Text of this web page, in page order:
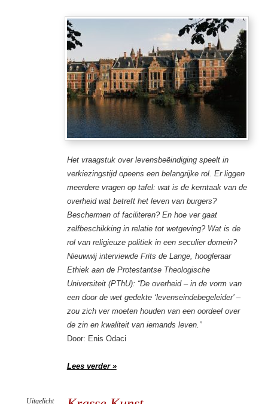
Het vraagstuk over levensbeëindiging speelt in
verkiezingstijd opeens een belangrijke rol. Er liggen
meerdere vragen op tafel: wat is de kerntaak van de
overheid wat betreft het leven van burgers?
Beschermen of faciliteren? En hoe ver gaat
zelfbeschikking in relatie tot wetgeving? Wat is de
rol van religieuze politiek in een seculier domein?
Nieuwwij interviewde Frits de Lange, hoogleraar
Ethiek aan de Protestantse Theologische
Universiteit (PThU): “De overheid – in de vorm van
een door de wet gedekte ‘levenseindebegeleider’ –
zou zich ver moeten houden van een oordeel over
de zin en kwaliteit van iemands leven.”
Door: Enis Odaci
Lees verder »
Uitgelicht